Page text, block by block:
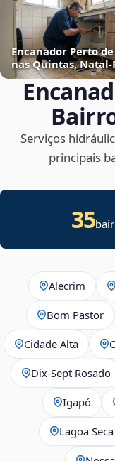
Encanador Perto
nas Quintas,
Serviços
principais
35
Alecrim
Bom Pastor
Cidade Alta
Dix‑Sept Rosado
Igapó
Lagoa Seca